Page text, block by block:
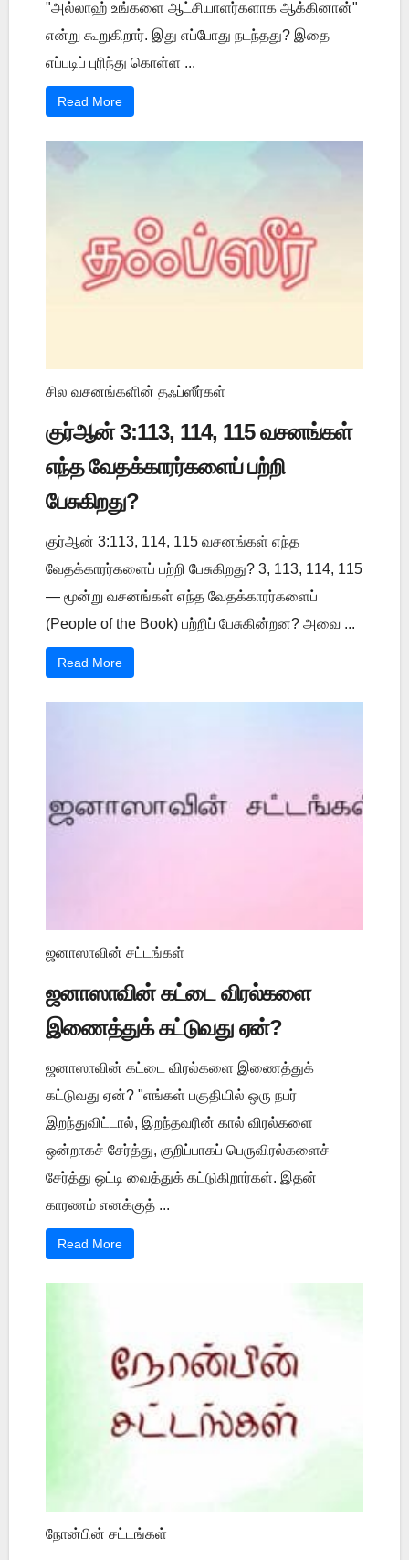
"அல்லாஹ் உங்களை ஆட்சியாளர்களாக ஆக்கினான்"
என்று கூறுகிறார். இது எப்போது நடந்தது? இதை
எப்படிப் புரிந்து கொள்ள ...
Read More
சில வசனங்களின் தஃப்ஸீர்கள்
குர்ஆன் 3:113, 114, 115 வசனங்கள்
எந்த வேதக்காரர்களைப் பற்றி
பேசுகிறது?
குர்ஆன் 3:113, 114, 115 வசனங்கள் எந்த
வேதக்காரர்களைப் பற்றி பேசுகிறது? 3, 113, 114, 115
— மூன்று வசனங்கள் எந்த வேதக்காரர்களைப்
(People of the Book) பற்றிப் பேசுகின்றன? அவை ...
Read More
ஜனாஸாவின் சட்டங்கள்
ஜனாஸாவின் கட்டை விரல்களை
இணைத்துக் கட்டுவது ஏன்?
ஜனாஸாவின் கட்டை விரல்களை இணைத்துக்
கட்டுவது ஏன்? "எங்கள் பகுதியில் ஒரு நபர்
இறந்துவிட்டால், இறந்தவரின் கால் விரல்களை
ஒன்றாகச் சேர்த்து, குறிப்பாகப் பெருவிரல்களைச்
சேர்த்து ஒட்டி வைத்துக் கட்டுகிறார்கள். இதன்
காரணம் எனக்குத் ...
Read More
நோன்பின் சட்டங்கள்